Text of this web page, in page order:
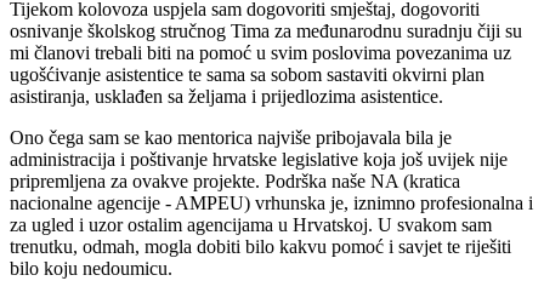
Tijekom kolovoza uspjela sam dogovoriti smještaj, dogovoriti
osnivanje školskog stručnog Tima za međunarodnu suradnju čiji su
mi članovi trebali biti na pomoć u svim poslovima povezanima uz
ugošćivanje asistentice te sama sa sobom sastaviti okvirni plan
asistiranja, usklađen sa željama i prijedlozima asistentice.
Ono čega sam se kao mentorica najviše pribojavala bila je
administracija i poštivanje hrvatske legislative koja još uvijek nije
pripremljena za ovakve projekte. Podrška naše NA (kratica
nacionalne agencije - AMPEU) vrhunska je, iznimno profesionalna i
za ugled i uzor ostalim agencijama u Hrvatskoj. U svakom sam
trenutku, odmah, mogla dobiti bilo kakvu pomoć i savjet te riješiti
bilo koju nedoumicu.